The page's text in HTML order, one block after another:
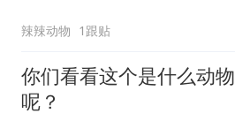
辣辣动物 1跟贴
你们看看这个是什么动物
呢？